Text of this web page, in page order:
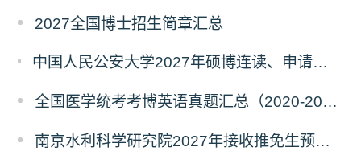
2027全国博士招生简章汇总
中国人民公安大学2027年硕博连读、申请考核、本科直博博士研究生招生报名事宜的通知
全国医学统考考博英语真题汇总（2020-2026年）
南京水利科学研究院2027年接收推免生预报名公告